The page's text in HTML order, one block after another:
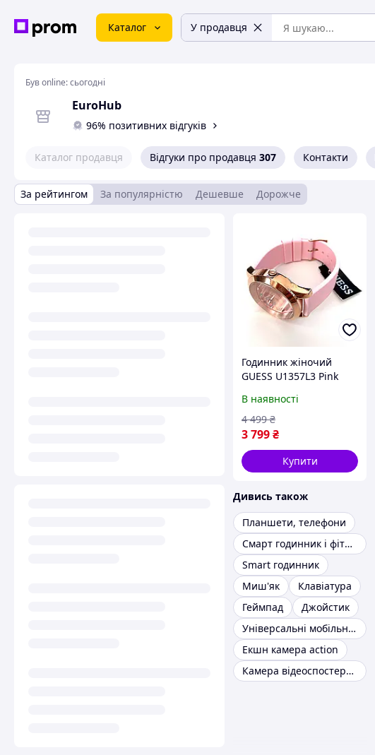
Каталог У продавця
Був online:сьогодні
EuroHub
96% позитивних відгуків
Каталог продавця Відгуки про продавця 307 Контакти
За рейтингом За популярністю Дешевше Дорожче
Годинник жіночий
GUESS U1357L3 Pink
В наявності
3 799₴
4 499 ₴
Купити
Дивись також
Планшети, телефони
Смарт годинник і фітнес-браслети
Smart годинник
Миш'як
Клавіатура
Геймпад
Джойстик
Універсальні мобільні батареї
Екшн камера action
Камера відеоспостереження